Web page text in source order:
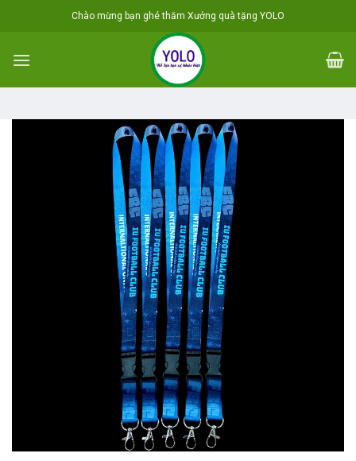
Chào mừng bạn ghé thăm Xưởng quà tặng YOLO